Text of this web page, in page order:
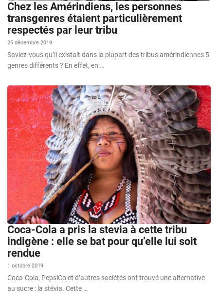
Chez les Amérindiens, les personnes
transgenres étaient particulièrement
respectés par leur tribu
25 décembre 2019
Saviez-vous qu’il existait dans la plupart des tribus amérindiennes 5
genres différents ? En effet, en …
Coca-Cola a pris la stevia à cette tribu
indigène : elle se bat pour qu’elle lui soit
rendue
1 octobre 2019
Coca-Cola, PepsiCo et d’autres sociétés ont trouvé une alternative
au sucre : la stévia. Cette …